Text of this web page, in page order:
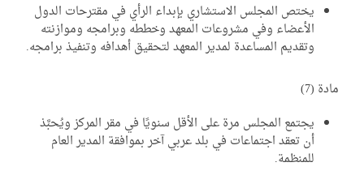
يختص المجلس الاستشاري بإبداء الرأي في مقترحات الدول
الأعضاء وفي مشروعات المعهد وخططه وبرامجه وموازنته
وتقديم المساعدة لمدير المعهد لتحقيق أهدافه وتنفيذ برامجه.
يجتمع المجلس مرة على الأقل سنويًا في مقر المركز ويُحبَّذ
أن تعقد اجتماعات في بلد عربي آخر بموافقة المدير العام
للمنظمة.